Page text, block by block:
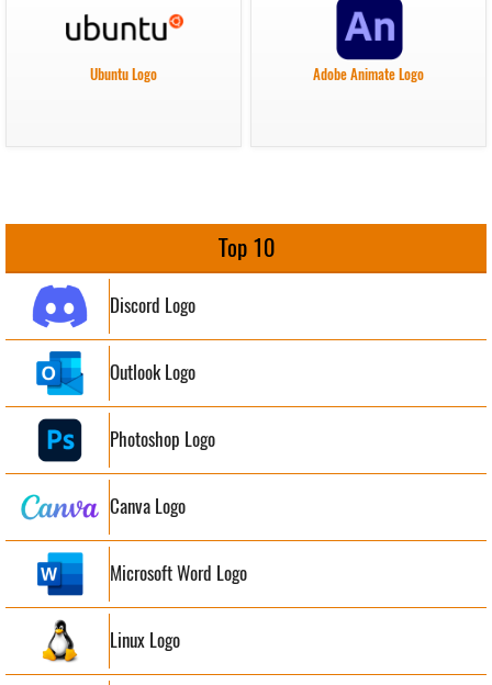
Ubuntu Logo Adobe Animate Logo
Top 10
Discord Logo
Outlook Logo
Photoshop Logo
Canva Logo
Microsoft Word Logo
Linux Logo